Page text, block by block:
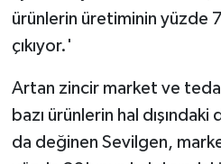
ürünlerin üretiminin yüzde
çıkıyor.'
Artan zincir market ve
bazı ürünlerin hal dışındaki
da değinen Sevilgen,